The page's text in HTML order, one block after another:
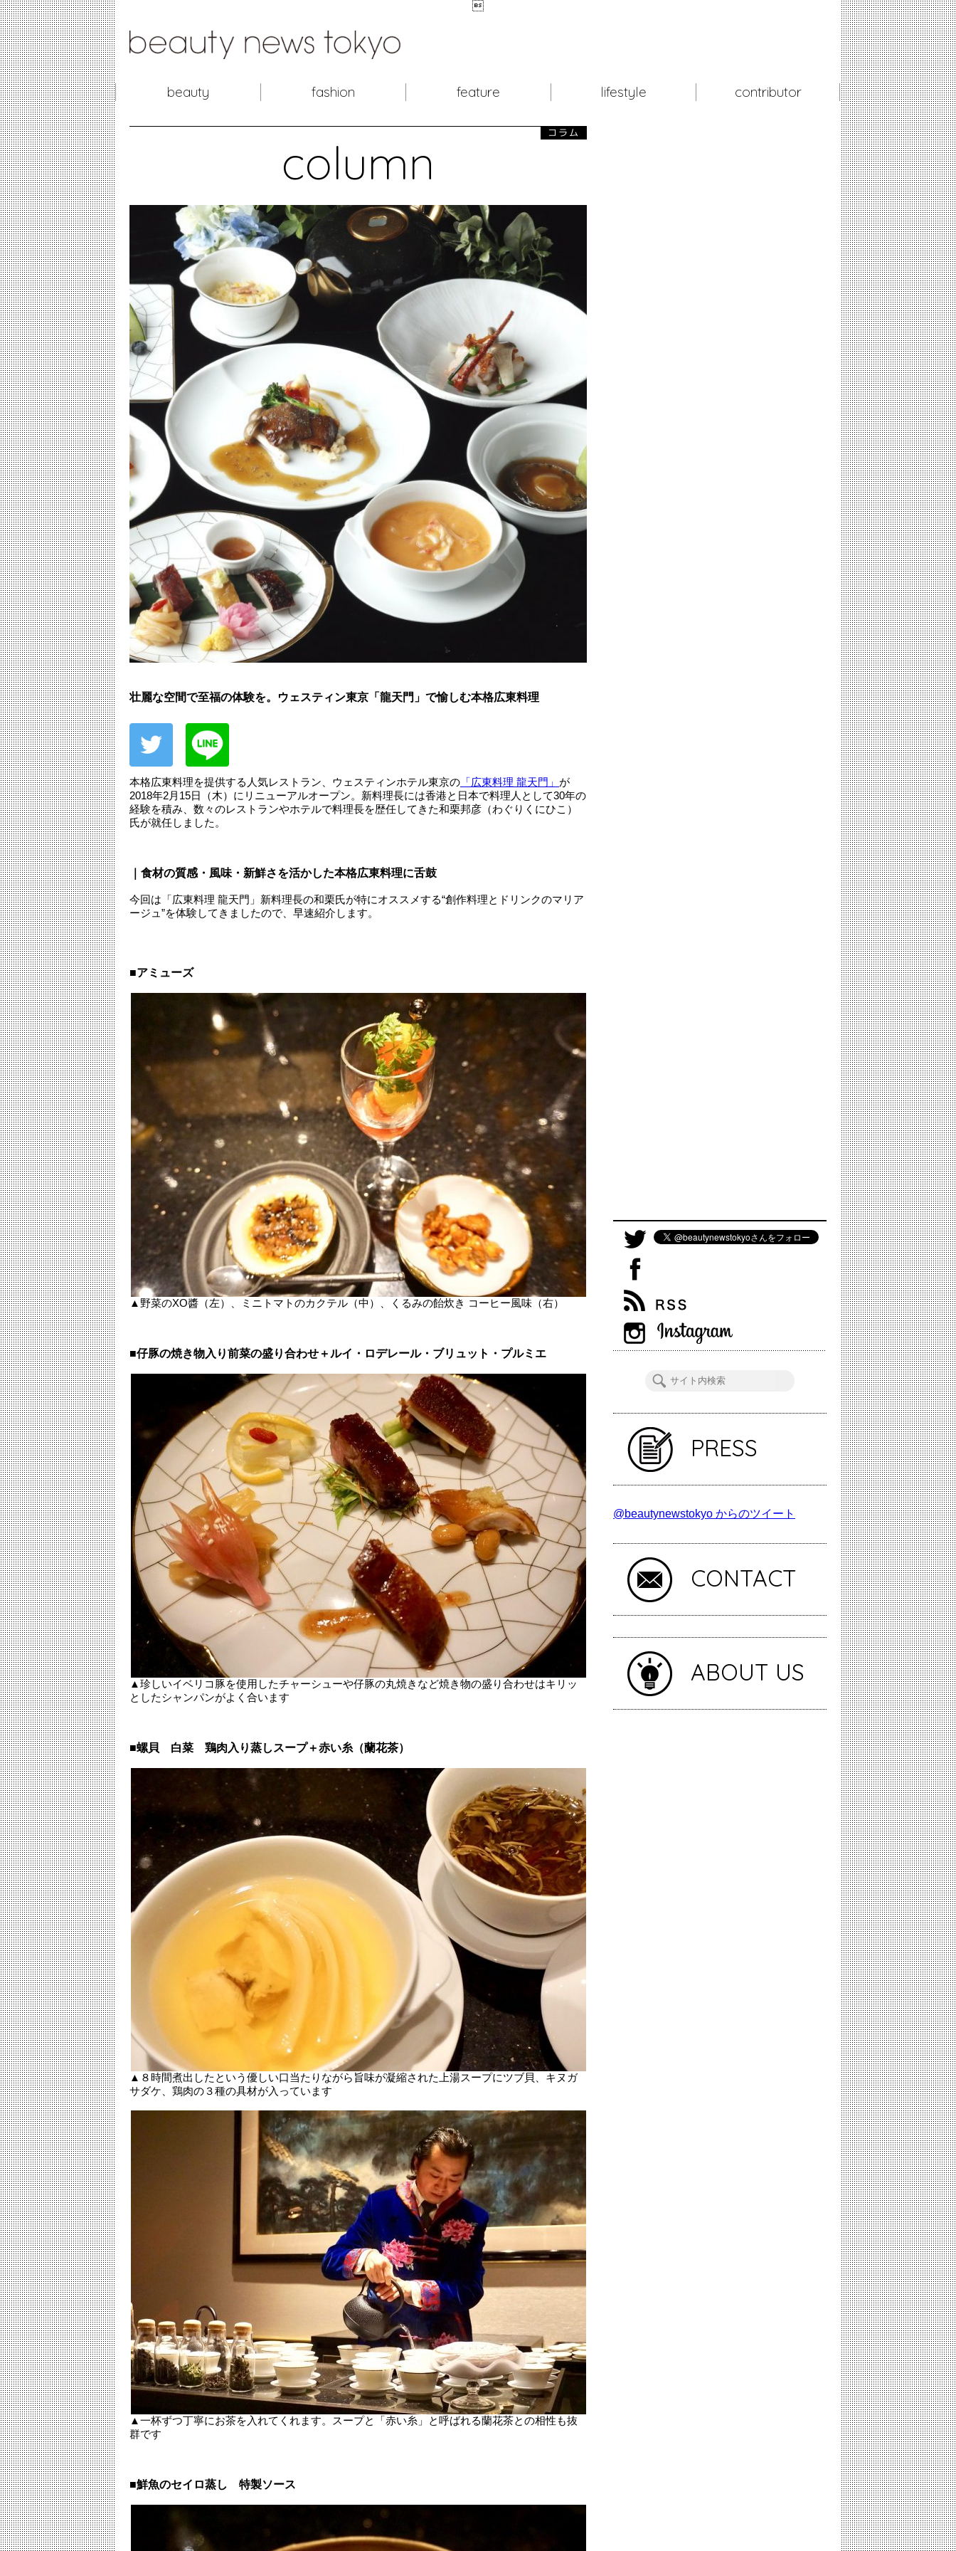

beauty fashion feature lifestyle contributor
column
コラム
壮麗な空間で至福の体験を。ウェスティン東京「龍天門」で愉しむ本格広東料理
本格広東料理を提供する人気レストラン、ウェスティンホテル東京の 「広東料理 龍天門」 が
2018年2月15日（木）にリニューアルオープン。新料理長には香港と日本で料理人として30年の
経験を積み、数々のレストランやホテルで料理長を歴任してきた和栗邦彦（わぐりくにひこ）
氏が就任しました。
｜食材の質感・風味・新鮮さを活かした本格広東料理に舌鼓
今回は「広東料理 龍天門」新料理長の和栗氏が特にオススメする“創作料理とドリンクのマリア
ージュ”を体験してきましたので、早速紹介します。
■アミューズ
▲野菜のXO醬（左）、ミニトマトのカクテル（中）、くるみの飴炊き コーヒー風味（右）
■仔豚の焼き物入り前菜の盛り合わせ＋ルイ・ロデレール・ブリュット・プルミエ
▲珍しいイベリコ豚を使用したチャーシューや仔豚の丸焼きなど焼き物の盛り合わせはキリッ
としたシャンパンがよく合います
■螺貝 白菜 鶏肉入り蒸しスープ＋赤い糸（蘭花茶）
▲８時間煮出したという優しい口当たりながら旨味が凝縮された上湯スープにツブ貝、キヌガ
サダケ、鶏肉の３種の具材が入っています
▲一杯ずつ丁寧にお茶を入れてくれます。スープと「赤い糸」と呼ばれる蘭花茶との相性も抜
群です
■鮮魚のセイロ蒸し 特製ソース
PRESS
@beautynewstokyo からのツイート
CONTACT
ABOUT US